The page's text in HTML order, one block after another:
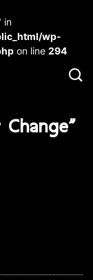
in
wp-
on line 294